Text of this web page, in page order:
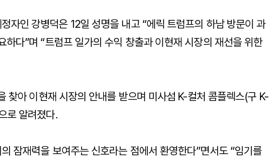
자인 강병덕은 12일 성명을 내고 “에릭 트럼프의 하남 방문이 과
다”며 “트럼프 일가의 수익 창출과 이현재 시장의 재선을 위한
찾아 이현재 시장의 안내를 받으며 미사섬 K-컬처 콤플렉스(구 K-
로 알려졌다.
잠재력을 보여주는 신호라는 점에서 환영한다”면서도 “임기를